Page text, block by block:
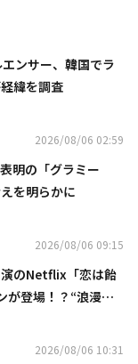
ンサー、韓国でラ
緯を調査
2026/08/06 02:59
明の「グラミー
を明らかに
2026/08/06 09:15
のNetflix「恋は飴
が登場！？“浪漫と
2026/08/06 10:31